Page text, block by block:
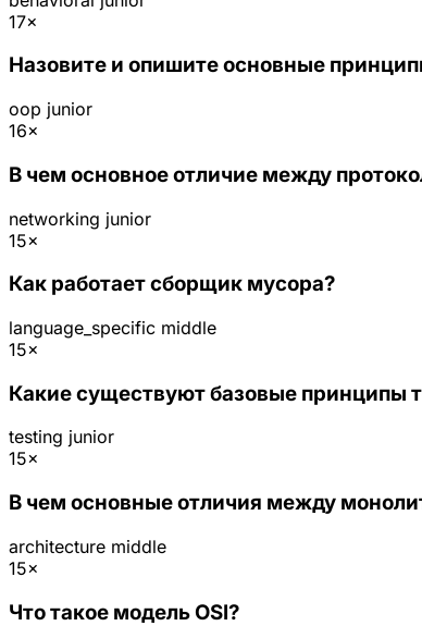
17×
Назовите и опишите основные
oop junior
16×
В чем основное отличие между
networking junior
15×
Как работает сборщик мусора?
language_specific middle
15×
Какие существуют базовые принципы
testing junior
15×
В чем основные отличия между
architecture middle
15×
Что такое модель OSI?